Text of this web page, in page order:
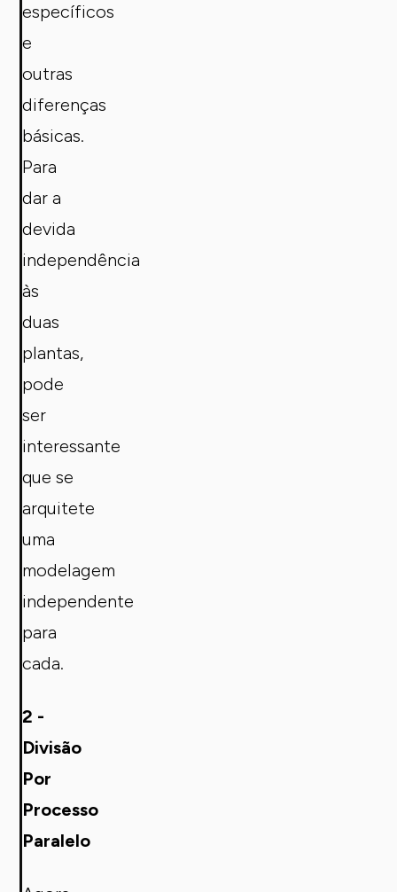
específicos
e
outras
diferenças
básicas.
Para
dar a
devida
independência
às
duas
plantas,
pode
ser
interessante
que se
arquitete
uma
modelagem
independente
para
cada.
2 -
Divisão
Por
Processo
Paralelo